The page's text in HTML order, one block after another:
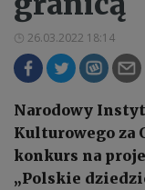
26.03.2022 18:14
Narodowy
Kulturowego za
konkurs na
„Polskie